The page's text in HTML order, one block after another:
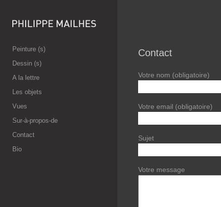
Peinture (s)
Dessin (s)
A la lettre
Les objets
Vues
Sur-à-propos-de
Contact
Bio
Contact
Votre nom (obligatoire)
Votre email (obligatoire)
Sujet
Votre message